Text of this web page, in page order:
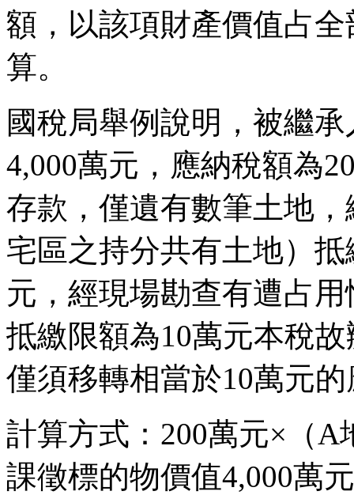
額，以該項財產價值占
算。
國稅局舉例說明，被繼
4,000萬元，應納稅額為
存款，僅遺有數筆土地
宅區之持分共有土地）
元，經現場勘查有遭占
抵繳限額為10萬元本稅
僅須移轉相當於10萬元
計算方式：200萬元×（A
課徵標的物價值4,000萬